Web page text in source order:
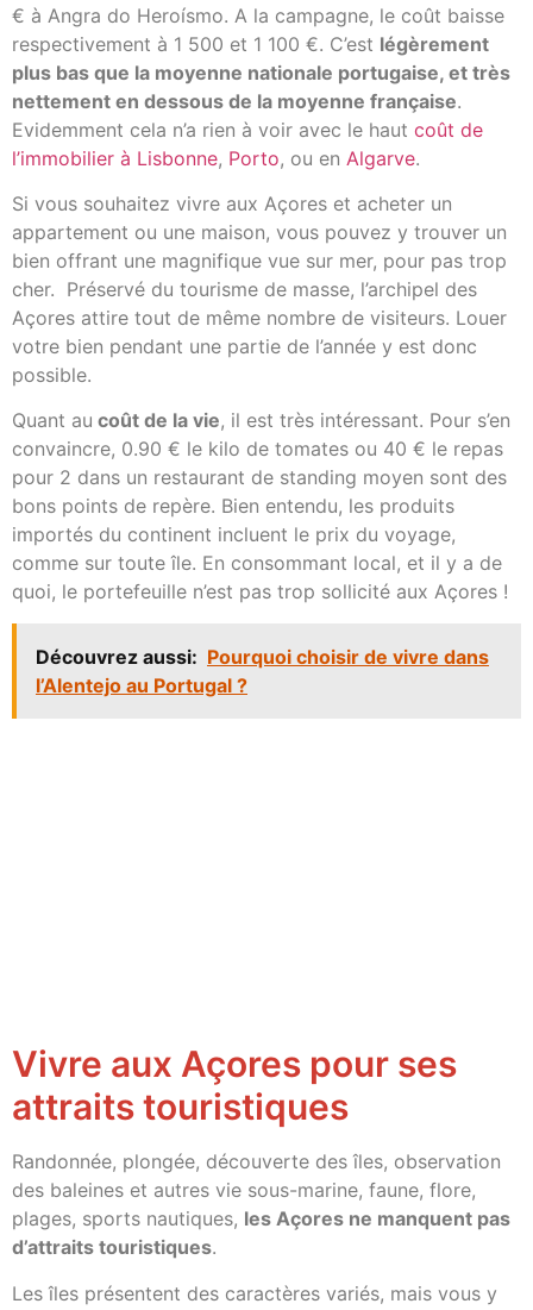
€ à Angra do Heroísmo. A la campagne, le coût baisse
respectivement à 1 500 et 1 100 €. C’est légèrement
plus bas que la moyenne nationale portugaise, et très
nettement en dessous de la moyenne française.
Evidemment cela n’a rien à voir avec le haut coût de
l’immobilier à Lisbonne, Porto, ou en Algarve.
Si vous souhaitez vivre aux Açores et acheter un
appartement ou une maison, vous pouvez y trouver un
bien offrant une magnifique vue sur mer, pour pas trop
cher. Préservé du tourisme de masse, l’archipel des
Açores attire tout de même nombre de visiteurs. Louer
votre bien pendant une partie de l’année y est donc
possible.
Quant au coût de la vie, il est très intéressant. Pour s’en
convaincre, 0.90 € le kilo de tomates ou 40 € le repas
pour 2 dans un restaurant de standing moyen sont des
bons points de repère. Bien entendu, les produits
importés du continent incluent le prix du voyage,
comme sur toute île. En consommant local, et il y a de
quoi, le portefeuille n’est pas trop sollicité aux Açores !
Découvrez aussi: Pourquoi choisir de vivre dans
l’Alentejo au Portugal ?
Vivre aux Açores pour ses
attraits touristiques
Randonnée, plongée, découverte des îles, observation
des baleines et autres vie sous-marine, faune, flore,
plages, sports nautiques, les Açores ne manquent pas
d’attraits touristiques.
Les îles présentent des caractères variés, mais vous y